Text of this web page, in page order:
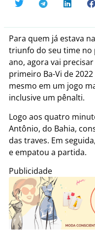
Para quem já estava
triunfo do seu time no
ano, agora vai
primeiro Ba-Vi de
mesmo em um jogo
inclusive um pênalti.
Logo aos quatro
Antônio, do Bahia,
das traves. Em
e empatou a partida.
Publicidade